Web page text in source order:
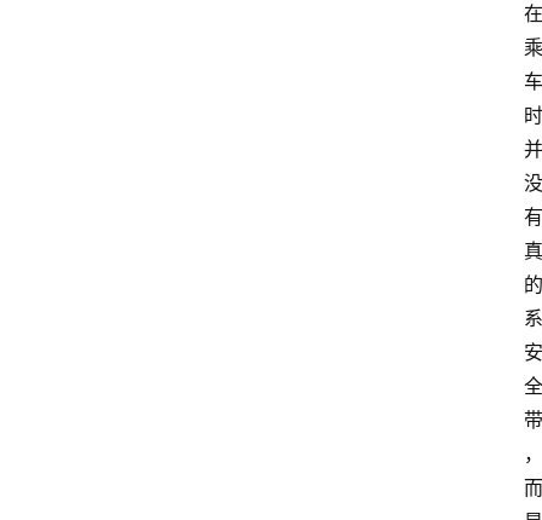
在
乘
车
时
并
没
有
真
的
系
安
全
带
，
而